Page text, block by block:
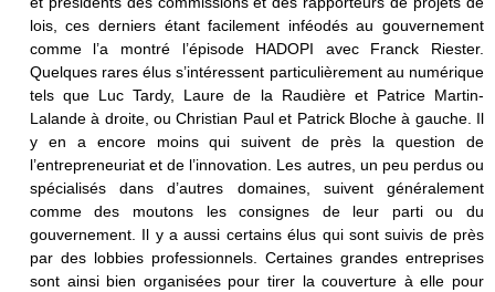
lois, ces derniers étant facilement inféodés au gouvernement
comme l’a montré l’épisode HADOPI avec Franck Riester.
Quelques rares élus s’intéressent particulièrement au numérique
tels que Luc Tardy, Laure de la Raudière et Patrice Martin-
Lalande à droite, ou Christian Paul et Patrick Bloche à gauche. Il
y en a encore moins qui suivent de près la question de
l’entrepreneuriat et de l’innovation. Les autres, un peu perdus ou
spécialisés dans d’autres domaines, suivent généralement
comme des moutons les consignes de leur parti ou du
gouvernement. Il y a aussi certains élus qui sont suivis de près
par des lobbies professionnels. Certaines grandes entreprises
sont ainsi bien organisées pour tirer la couverture à elle pour